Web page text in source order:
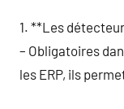
1. **Les
– Obligatoires
les ERP, ils